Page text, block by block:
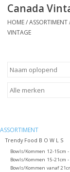
Catalogi
Merken
Contact
Canada
HOME/ASSORTIMENT
VINTAGE
ASSORTIMENT
Trendy Food B O W L S
Bowls/Kommen 12-15cm -
Bowls/Kommen 15-21cm -
Bowls/Kommen vanaf